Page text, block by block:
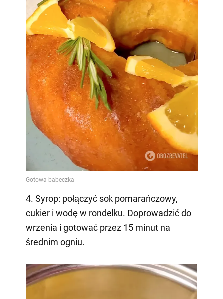
4. Syrop: połączyć sok pomarańczowy,
cukier i wodę w rondelku. Doprowadzić do
wrzenia i gotować przez 15 minut na
średnim ogniu.